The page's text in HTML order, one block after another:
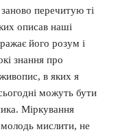
перечитую ті
описав наші
його розум і
знання про
в яких я
можуть бути
Міркування
мислити, не